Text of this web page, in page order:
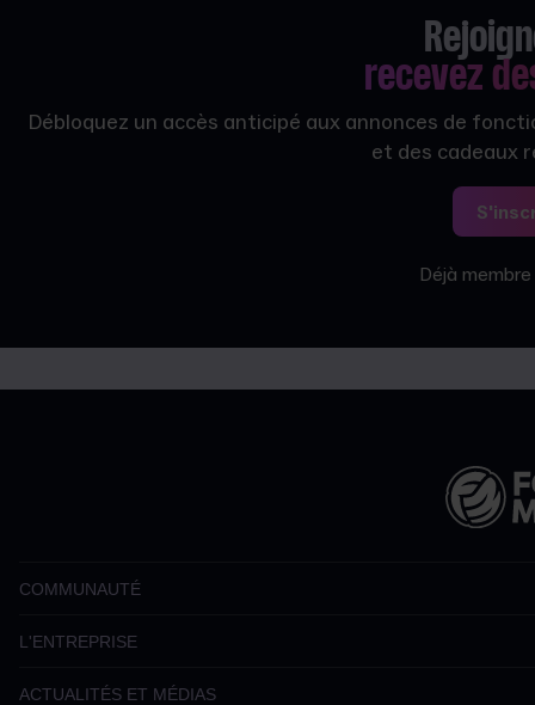
recevez
Débloquez un accès anticipé aux annonces de
et des cadeaux
Déjà
COMMUNAUTÉ
L'ENTREPRISE
ACTUALITÉS ET MÉDIAS